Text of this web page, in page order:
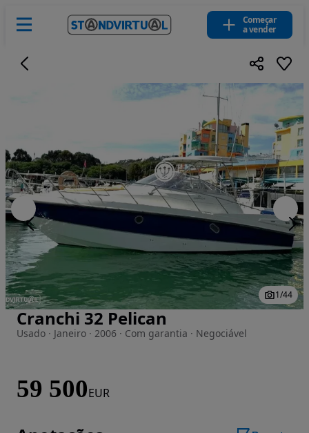
Começar
a vender
Imagem 1 de 44
1/44
Cranchi 32 Pelican
Usado · Janeiro · 2006 · Com garantia · Negociável
59 500EUR